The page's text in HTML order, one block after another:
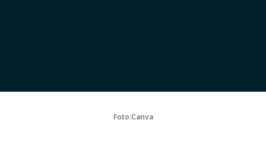
Foto:Canva